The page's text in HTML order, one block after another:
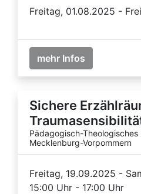
Freitag, 01.08.2025 -
mehr Infos
Sichere
Pädagogisch-
Mecklenburg-Vorpommern
Freitag, 19.09.2025 -
15:00 Uhr - 17:00 Uhr